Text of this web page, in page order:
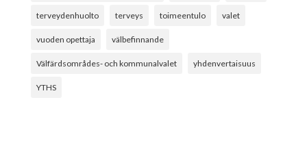
terveydenhuolto terveys toimeentulo valet
vuoden opettaja välbefinnande
Välfärdsområdes- och kommunalvalet yhdenvertaisuus
YTHS